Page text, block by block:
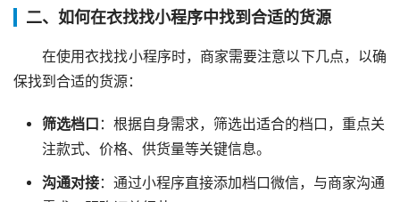
二、如何在衣找找小程序中找到合适的货源
在使用衣找找小程序时，商家需要注意以下几点，以确
保找到合适的货源：
筛选档口 ：根据自身需求，筛选出适合的档口，重点关
注款式、价格、供货量等关键信息。
沟通对接：通过小程序直接添加档口微信，与商家沟通